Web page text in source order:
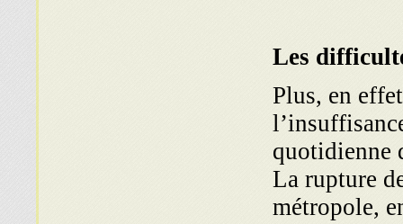
Les
Plus, en
quotidienne
La rupture
métropole,